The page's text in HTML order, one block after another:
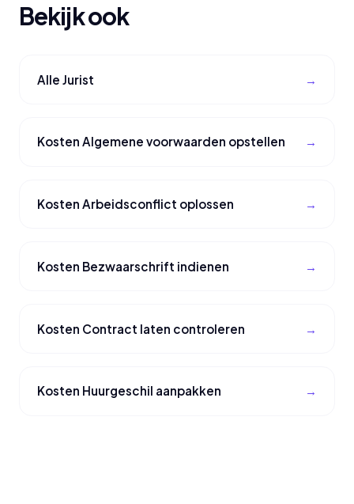
Bekijk ook
Alle Jurist
Kosten Algemene voorwaarden opstellen
Kosten Arbeidsconflict oplossen
Kosten Bezwaarschrift indienen
Kosten Contract laten controleren
Kosten Huurgeschil aanpakken